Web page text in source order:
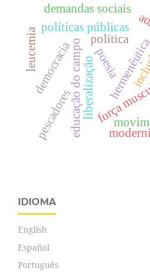
força
poesia
educação do campo
políticas públicas
política
democracialiberalização .
pescadores
leucemia
demandas sociais
IDIOMA
English
Español
Português